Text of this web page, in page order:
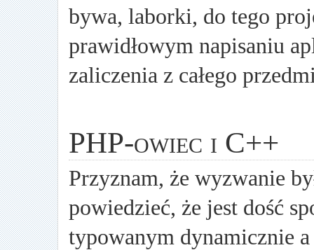
bywa, laborki, do tego
prawidłowym napisaniu
zaliczenia z całego
PHP-owiec i C++
Przyznam, że wyzwanie
powiedzieć, że jest dość
typowanym dynamicznie